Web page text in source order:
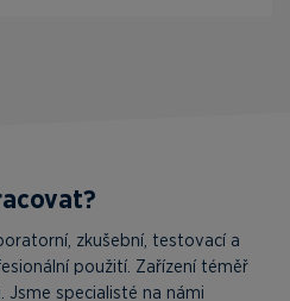
zkušební, testovací a
použití. Zařízení téměř
specialisté na námi